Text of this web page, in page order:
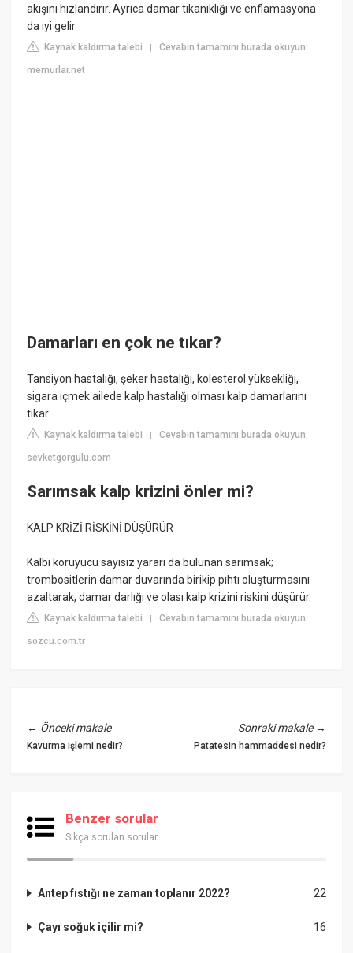
akışını hızlandırır. Ayrıca damar tıkanıklığı ve enflamasyona
da iyi gelir.
Kaynak kaldırma talebi |Cevabın tamamını burada okuyun:
memurlar.net
Damarları en çok ne tıkar?
Tansiyon hastalığı, şeker hastalığı, kolesterol yüksekliği,
sigara içmek ailede kalp hastalığı olması kalp damarlarını
tıkar.
Kaynak kaldırma talebi |Cevabın tamamını burada okuyun:
sevketgorgulu.com
Sarımsak kalp krizini önler mi?
KALP KRİZİ RİSKİNİ DÜŞÜRÜR
Kalbi koruyucu sayısız yararı da bulunan sarımsak;
trombositlerin damar duvarında birikip pıhtı oluşturmasını
azaltarak, damar darlığı ve olası kalp krizini riskini düşürür.
Kaynak kaldırma talebi |Cevabın tamamını burada okuyun:
sozcu.com.tr
← Önceki makale
Kavurma işlemi nedir?
Sonraki makale→
Patatesin hammaddesi nedir?
Benzer sorular
Sıkça sorulan sorular
22
Antep fıstığı ne zaman toplanır 2022?
16
Çayı soğuk içilir mi?